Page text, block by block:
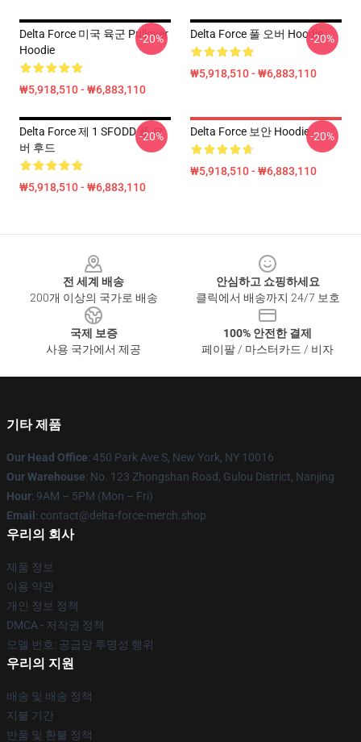
Delta Force 미국 육군 Pullover
Hoodie
₩5,918,510 - ₩6,883,110
-20% Delta Force 풀 오버 Hoodie
₩5,918,510 - ₩6,883,110
-20%
Delta Force 제 1 SFODD 풀 오
버 후드
₩5,918,510 - ₩6,883,110
-20% Delta Force 보안 Hoodie
₩5,918,510 - ₩6,883,110
-20%
전 세계 배송
200개 이상의 국가로 배송
안심하고 쇼핑하세요
클릭에서 배송까지 24/7 보호
국제 보증
사용 국가에서 제공
100% 안전한 결제
페이팔 / 마스터카드 / 비자
기타 제품
Our Head Office: 450 Park Ave S, New York, NY 10016
Our Warehouse: No. 123 Zhongshan Road, Gulou District, Nanjing
Hour: 9AM – 5PM (Mon – Fri)
Email : contact@delta-force-merch.shop
우리의 회사
제품 정보
이용 약관
개인 정보 정책
DMCA - 저작권 정책
모델 번호: 공급망 투명성 행위
우리의 지원
배송 및 배송 정책
지불 기간
반품 및 환불 정책